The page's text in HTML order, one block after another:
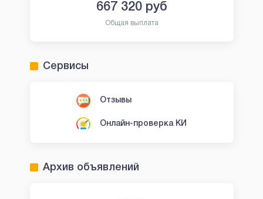
667 320руб
Общая выплата
Сервисы
Отзывы
Онлайн-проверка КИ
Архив объявлений